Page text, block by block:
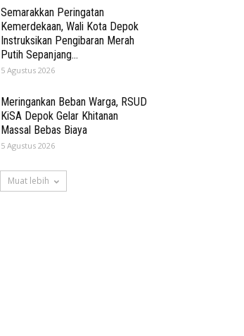
Semarakkan Peringatan
Kemerdekaan, Wali Kota Depok
Instruksikan Pengibaran Merah
Putih Sepanjang...
5 Agustus 2026
Meringankan Beban Warga, RSUD
KiSA Depok Gelar Khitanan
Massal Bebas Biaya
5 Agustus 2026
Muat lebih